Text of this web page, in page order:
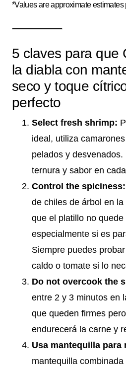
*Values are approximate estimates
5 claves para que
la diabla con
seco y toque
perfecto
Select fresh shrimp:
ideal, utiliza
pelados y
ternura y sabor en
Control the spiciness:
de chiles de árbol en
que el platillo no
especialmente si es
Siempre puedes
caldo o tomate si lo
Do not overcook the
entre 2 y 3 minutos en
que queden firmes
endurecerá la carne y
Usa mantequilla para
mantequilla